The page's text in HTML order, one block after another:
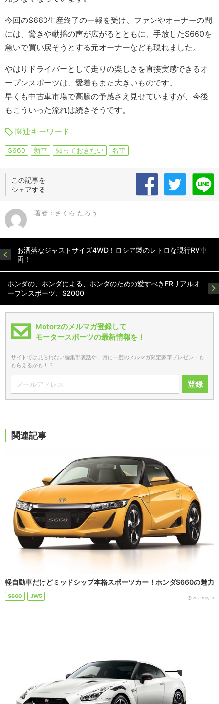
今回のS660生産終了の一報を受け、ファンやオーナーの間
には、驚きや動揺の声が広がるとともに、手放したS660を
急いで買い戻そうとする元オーナーなども現れました。
やはりドライバーとして走りの楽しさを直接実感できるオ
ープンスポーツは、愛着もまた大きいものです。
早くも中古車市場で高騰の予感さえ見せていますが、今後
もこういった流れは続きそうです。
関連キーワード
S660 新車 知っておきたい 名車
この記事を
シェアする
著者：さくら たろう
お洒落なジャストサイズ4WD！ロシア製のレトロな現行RV車
両！
ホンダの、ホンダによる、ホンダのための愛すべきFRリアルオ
ープンスポーツ、S2000
Motorzのメルマガ登録して
モータースポーツの最新情報を！
サイトでは見られない編集部裏話や、月に一度のメルマガ限定豪華プレゼントも
もらえるかも！？
登録
関連記事
軽自動車だけどミッドシップ本格スポーツカー！ホンダS660の魅力
S660 JW5 2021/02/19